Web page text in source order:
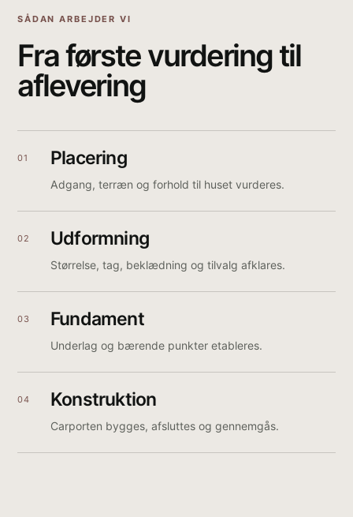
SÅDAN ARBEJDER VI
Fra første vurdering til
aflevering
01 Placering
Adgang, terræn og forhold til huset vurderes.
02 Udformning
Størrelse, tag, beklædning og tilvalg afklares.
03 Fundament
Underlag og bærende punkter etableres.
04 Konstruktion
Carporten bygges, afsluttes og gennemgås.